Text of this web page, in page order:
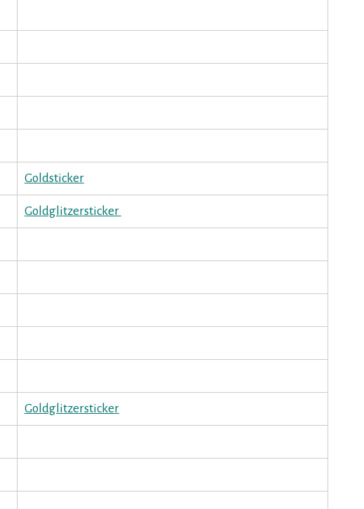
Goldsticker
Goldglitzersticker
Goldglitzersticker